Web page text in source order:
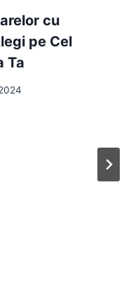
cu
pe Cel
Ta